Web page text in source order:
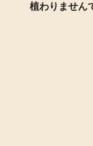
植わりません